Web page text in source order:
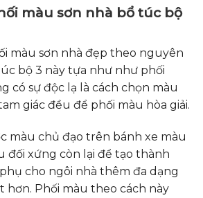
màu sơn nhà bổ túc bộ
màu sơn nhà đẹp theo nguyên
bộ 3 này tựa như như phối
có sự độc lạ là cách chọn màu
giác đều để phối màu hòa giải.
màu chủ đạo trên bánh xe màu
đối xứng còn lại để tạo thành
cho ngôi nhà thêm đa dạng
hơn. Phối màu theo cách này